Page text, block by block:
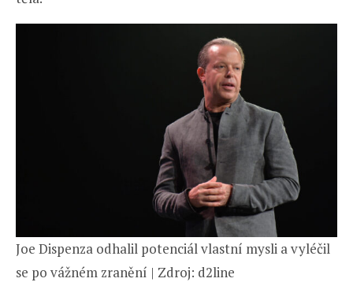
Joe Dispenza odhalil potenciál vlastní mysli a vyléčil
se po vážném zranění | Zdroj: d2line